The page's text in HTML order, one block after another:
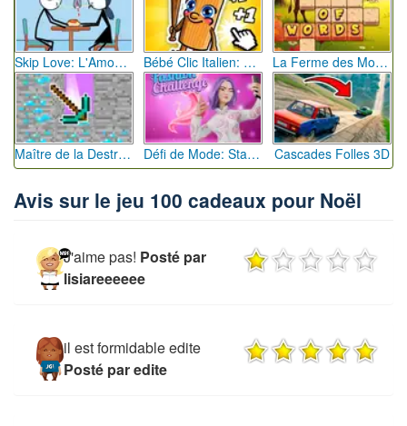
Skip Love: L'Amour en Péril Bébé Clic Italien: La Folie des Petits Bambins La Ferme des Mots - Cultivez votre Vocabulaire
Maître de la Destruction: Fusion de Pioches Défi de Mode: Star du Podium Cascades Folles 3D
Avis sur le jeu 100 cadeaux pour Noël
J'aime pas! Posté par
lisiareeeeee
il est formidable edite
Posté par edite